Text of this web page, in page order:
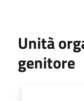
Unità
genitore